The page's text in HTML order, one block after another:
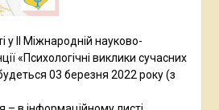
ІІ Міжнародній науково-
«Психологічні виклики сучасних
03 березня 2022 року (з